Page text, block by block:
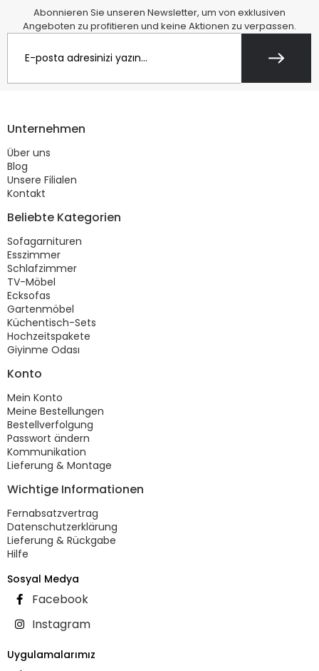
Abonnieren Sie unseren Newsletter, um von exklusiven
Angeboten zu profitieren und keine Aktionen zu verpassen.
Unternehmen
Über uns
Blog
Unsere Filialen
Kontakt
Beliebte Kategorien
Sofagarnituren
Esszimmer
Schlafzimmer
TV-Möbel
Ecksofas
Gartenmöbel
Küchentisch-Sets
Hochzeitspakete
Giyinme Odası
Konto
Mein Konto
Meine Bestellungen
Bestellverfolgung
Passwort ändern
Kommunikation
Lieferung & Montage
Wichtige Informationen
Fernabsatzvertrag
Datenschutzerklärung
Lieferung & Rückgabe
Hilfe
Sosyal Medya
Facebook
Instagram
Uygulamalarımız